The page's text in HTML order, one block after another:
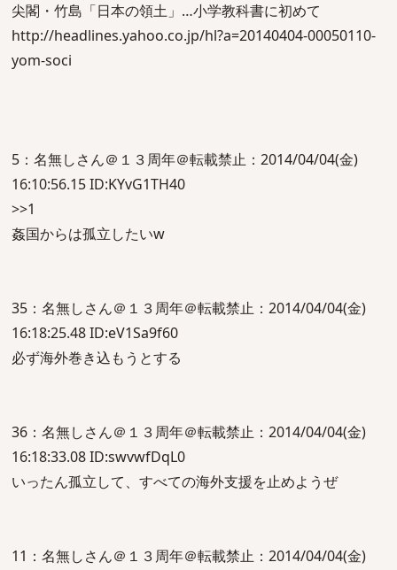
尖閣・竹島「日本の領土」…小学教科書に初めて
http://headlines.yahoo.co.jp/hl?a=20140404-00050110-
yom-soci
5：名無しさん＠１３周年＠転載禁止：2014/04/04(金)
16:10:56.15 ID:KYvG1TH40
>>1
姦国からは孤立したいw
35：名無しさん＠１３周年＠転載禁止：2014/04/04(金)
16:18:25.48 ID:eV1Sa9f60
必ず海外巻き込もうとする
36：名無しさん＠１３周年＠転載禁止：2014/04/04(金)
16:18:33.08 ID:swvwfDqL0
いったん孤立して、すべての海外支援を止めようぜ
11：名無しさん＠１３周年＠転載禁止：2014/04/04(金)